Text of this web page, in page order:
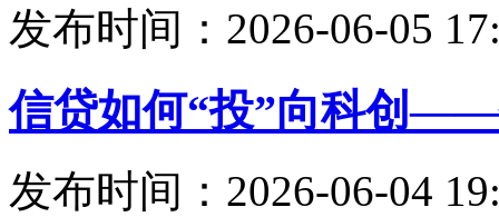
发布时间：2026-06-05
信贷如何“投”向科创
发布时间：2026-06-04